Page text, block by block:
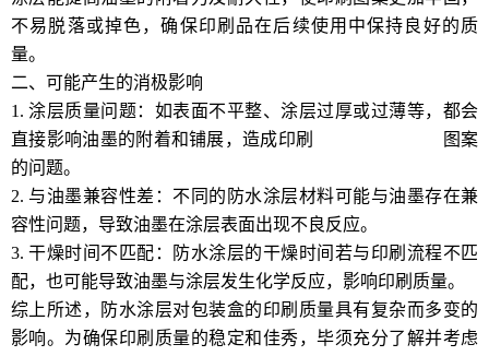
不易脱落或掉色，确保印刷品在后续使用中保持良好的质
量。
二、可能产生的消极影响
1. 涂层质量问题：如表面不平整、涂层过厚或过薄等，都会
直接影响油墨的附着和铺展，造成印刷
图案
的问题。
2. 与油墨兼容性差：不同的防水涂层材料可能与油墨存在兼
容性问题，导致油墨在涂层表面出现不良反应。
3. 干燥时间不匹配：防水涂层的干燥时间若与印刷流程不匹
配，也可能导致油墨与涂层发生化学反应，影响印刷质量。
综上所述，防水涂层对包装盒的印刷质量具有复杂而多变的
影响。为确保印刷质量的稳定和佳秀，毕须充分了解并考虑